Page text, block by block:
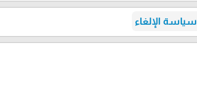
سياسة الإلغاء